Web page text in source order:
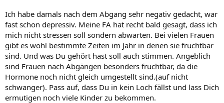
Ich habe damals nach dem Abgang sehr negativ gedacht, war
fast schon depressiv. Meine FA hat recht bald gesagt, dass ich
mich nicht stressen soll sondern abwarten. Bei vielen Frauen
gibt es wohl bestimmte Zeiten im Jahr in denen sie fruchtbar
sind. Und was Du gehört hast soll auch stimmen. Angeblich
sind Frauen nach Abgängen besonders fruchtbar, da die
Hormone noch nicht gleich umgestellt sind.(auf nicht
schwanger). Pass auf, dass Du in kein Loch fällst und lass Dich
ermutigen noch viele Kinder zu bekommen.